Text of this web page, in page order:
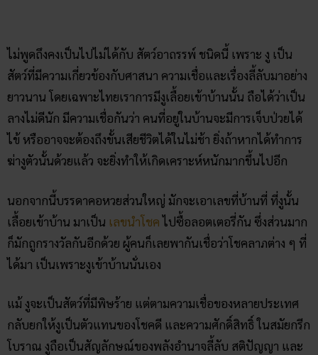
นอกจากนี้บรรดาคอหวยส่วนใหญ่ มักจะเอาเลขที่บ้านที่ ที่งูนั้น
เลื้อยเข้าบ้าน มาเป็น
เลขนำโชค ไปซื้อลอตเตอรี่กัน ซึ่งส่วนมาก
ก็มักถูกรางวัลกันอีกด้วย ผู้คนก็เลยพากันเชื่อว่าโชคลาภต่าง ๆ ที่
ได้มา เป็นเพราะงูเข้าบ้านนั่นเอง
แม้ งูจะเป็นสัตว์ที่มีพิษร้าย แต่ตามความเชื่อของหลายประเทศ
กลับยกให้งูเป็นตัวแทนของโชคดี และความศักดิ์สิทธิ์ ในสมัยกรีก
โบราณ งูถือเป็นสัญลักษณ์ของพลังอำนาจลี้ลับ สติปัญญา และ
ความสมบูรณ์ ส่วนชาวจีนมองว่า “งู” เป็นอสรพิษร้าย พอ ๆ กับ
ที่เป็น สัญลักษณ์มงคล
อาย-อาย